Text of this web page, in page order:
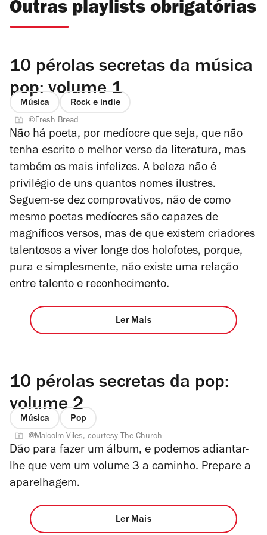
Outras playlists obrigatórias
10 pérolas secretas da música
pop: volume 1
Música Rock e indie
©Fresh Bread
Não há poeta, por medíocre que seja, que não
tenha escrito o melhor verso da literatura, mas
também os mais infelizes. A beleza não é
privilégio de uns quantos nomes ilustres.
Seguem-se dez comprovativos, não de como
mesmo poetas medíocres são capazes de
magníficos versos, mas de que existem criadores
talentosos a viver longe dos holofotes, porque,
pura e simplesmente, não existe uma relação
entre talento e reconhecimento.
Ler Mais
10 pérolas secretas da pop:
volume 2
Música Pop
@Malcolm Viles, courtesy The Church
Dão para fazer um álbum, e podemos adiantar-
lhe que vem um volume 3 a caminho. Prepare a
aparelhagem.
Ler Mais